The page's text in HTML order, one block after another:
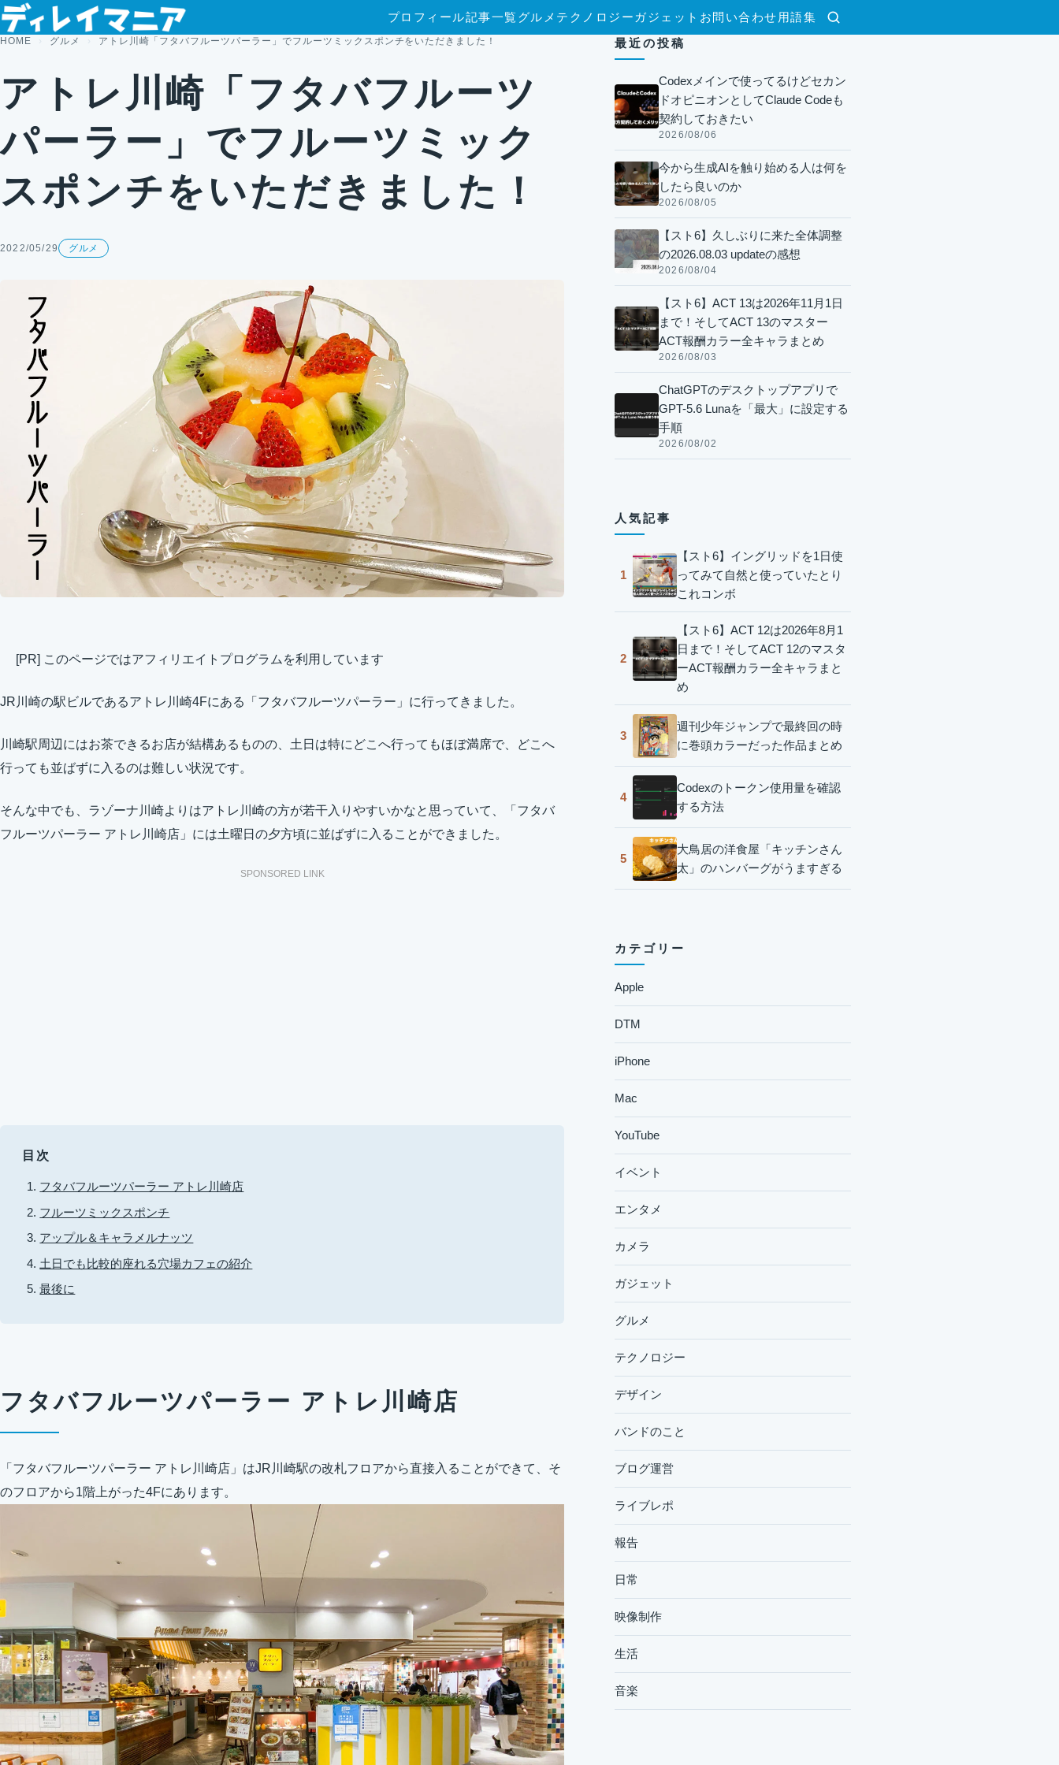
コンテンツへスキップ
検索
プロフィール記事一覧グルメ テクノロジー ガジェット お問い合わせ 用語集
HOME グルメ アトレ川崎「フタバフルーツパーラー」でフルーツミックスポンチをいただきました！
アトレ川崎「フタバフルーツ
パーラー」でフルーツミック
スポンチをいただきました！
2022/05/29 グルメ
[PR] このページではアフィリエイトプログラムを利用しています
JR川崎の駅ビルであるアトレ川崎4Fにある「フタバフルーツパーラー」に行ってきました。
川崎駅周辺にはお茶できるお店が結構あるものの、土日は特にどこへ行ってもほぼ満席で、どこへ
行っても並ばずに入るのは難しい状況です。
そんな中でも、ラゾーナ川崎よりはアトレ川崎の方が若干入りやすいかなと思っていて、「フタバ
フルーツパーラー アトレ川崎店」には土曜日の夕方頃に並ばずに入ることができました。
SPONSORED LINK
目次
フタバフルーツパーラー アトレ川崎店
フルーツミックスポンチ
アップル＆キャラメルナッツ
土日でも比較的座れる穴場カフェの紹介
最後に
フタバフルーツパーラー アトレ川崎店
「フタバフルーツパーラー アトレ川崎店」はJR川崎駅の改札フロアから直接入ることができて、そ
のフロアから1階上がった4Fにあります。
最近の投稿
Codexメインで使ってるけどセカン
ドオピニオンとしてClaude Codeも
契約しておきたい
2026/08/06
今から生成AIを触り始める人は何を
したら良いのか
2026/08/05
【スト6】久しぶりに来た全体調整
の2026.08.03 updateの感想
2026/08/04
【スト6】ACT 13は2026年11月1日
まで！そしてACT 13のマスター
ACT報酬カラー全キャラまとめ
2026/08/03
ChatGPTのデスクトップアプリで
GPT-5.6 Lunaを「最大」に設定する
手順
2026/08/02
人気記事
1
【スト6】イングリッドを1日使
ってみて自然と使っていたとり
これコンボ
2
【スト6】ACT 12は2026年8月1
日まで！そしてACT 12のマスタ
ーACT報酬カラー全キャラまと
め
3
週刊少年ジャンプで最終回の時
に巻頭カラーだった作品まとめ
4
Codexのトークン使用量を確認
する方法
5
大鳥居の洋食屋「キッチンさん
太」のハンバーグがうますぎる
カテゴリー
Apple
DTM
iPhone
Mac
YouTube
イベント
エンタメ
カメラ
ガジェット
グルメ
テクノロジー
デザイン
バンドのこと
ブログ運営
ライブレポ
報告
日常
映像制作
生活
音楽